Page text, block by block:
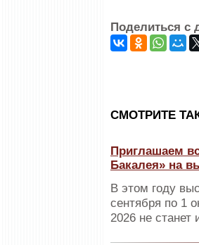
Поделиться с
CМОТРИТЕ
Приглашаем
Бакалея» на
В этом году
сентября по 1
2026 не